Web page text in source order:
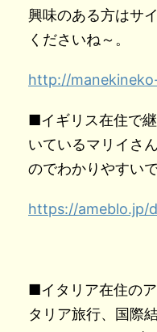
興味のある方はサ
くださいね～。
http://
■イギリス在住で
いているマリイさ
のでわかりやすいで
https://ameblo.jp/
■イタリア在住の
タリア旅行、国際